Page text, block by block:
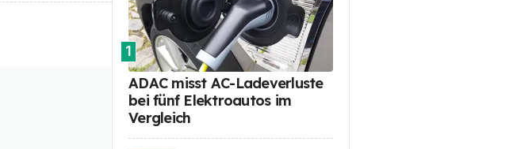
1
ADAC misst AC-Ladeverluste
bei fünf Elektroautos im
Vergleich